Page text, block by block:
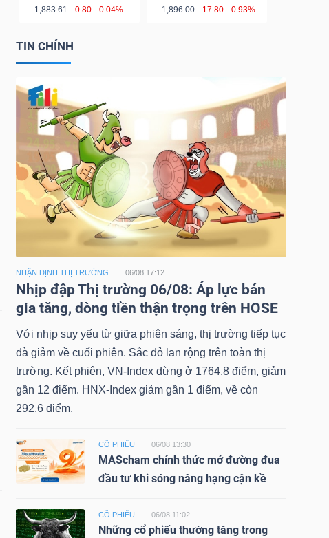
1,883.61 -0.80 -0.04% 1,896.00 -17.80 -0.93%
TIN CHÍNH
NHẬN ĐỊNH THỊ TRƯỜNG 06/08 17:12
Nhịp đập Thị trường 06/08: Áp lực bán
gia tăng, dòng tiền thận trọng trên HOSE
Với nhịp suy yếu từ giữa phiên sáng, thị trường tiếp tục
đà giảm về cuối phiên. Sắc đỏ lan rộng trên toàn thị
trường. Kết phiên, VN-Index dừng ở 1764.8 điểm, giảm
gần 12 điểm. HNX-Index giảm gần 1 điểm, về còn
292.6 điểm.
CỔ PHIẾU 06/08 13:30
MAScham chính thức mở đường đua
đầu tư khi sóng nâng hạng cận kề
CỔ PHIẾU 06/08 11:02
Những cổ phiếu thường tăng trong